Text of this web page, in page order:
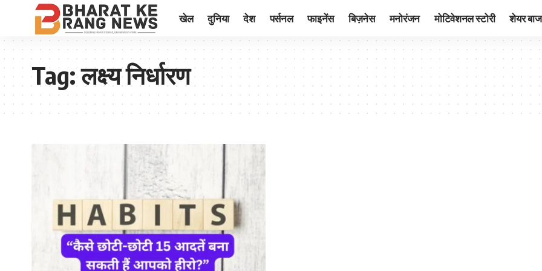
खेल दुनिया देश पर्सनल फाइनेंस बिज़नेस मनोरंजन मोटिवेशनल स्टोरी शेयर
Tag:लक्ष्य निर्धारण